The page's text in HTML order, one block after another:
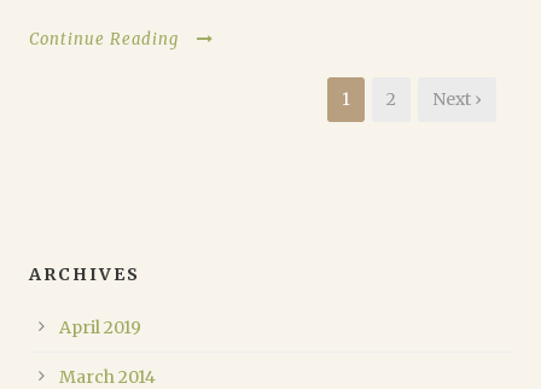
Continue Reading
1 2 Next ›
ARCHIVES
April 2019
March 2014